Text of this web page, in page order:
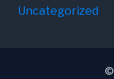
Uncategorized
©